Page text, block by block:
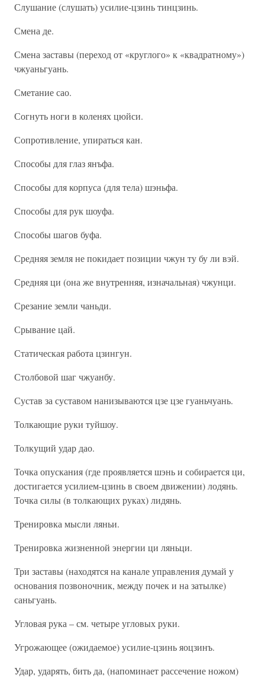
Слушание (слушать) усилие-цзинь тинцзинь.
Смена де.
Смена заставы (переход от «круглого» к «квадратному»)
чжуаньгуань.
Сметание сао.
Согнуть ноги в коленях цюйси.
Сопротивление, упираться кан.
Способы для глаз янъфа.
Способы для корпуса (для тела) шэньфа.
Способы для рук шоуфа.
Способы шагов буфа.
Средняя земля не покидает позиции чжун ту бу ли вэй.
Средняя ци (она же внутренняя, изначальная) чжунци.
Срезание земли чаньди.
Срывание цай.
Статическая работа цзингун.
Столбовой шаг чжуанбу.
Сустав за суставом нанизываются цзе цзе гуаньчуань.
Толкающие руки туйшоу.
Толкущий удар дао.
Точка опускания (где проявляется шэнь и собирается ци,
достигается усилием-цзинь в своем движении) лодянь.
Точка силы (в толкающих руках) лидянь.
Тренировка мысли ляньи.
Тренировка жизненной энергии ци ляньци.
Три заставы (находятся на канале управления думай у
основания позвоночник, между почек и на затылке)
саньгуань.
Угловая рука – см. четыре угловых руки.
Угрожающее (ожидаемое) усилие-цзинь яоцзинъ.
Удар, ударять, бить да, (напоминает рассечение ножом)